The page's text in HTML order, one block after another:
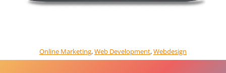
Online Marketing, Web Development, Webdesign